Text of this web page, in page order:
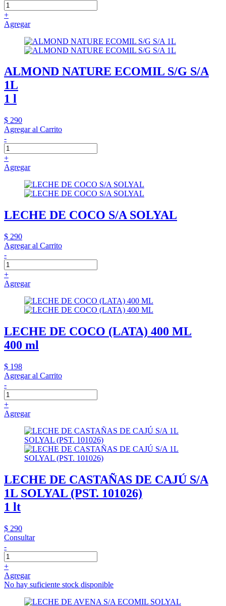
+
Agregar
ALMOND NATURE ECOMIL S/G S/A
1L
1 l
$ 290
Agregar al Carrito
-
+
Agregar
LECHE DE COCO S/A SOLYAL
$ 290
Agregar al Carrito
-
+
Agregar
LECHE DE COCO (LATA) 400 ML
400 ml
$ 198
Agregar al Carrito
-
+
Agregar
LECHE DE CASTAÑAS DE CAJÚ S/A
1L SOLYAL (PST. 101026)
1 lt
$ 290
Consultar
-
+
Agregar
No hay suficiente stock disponible